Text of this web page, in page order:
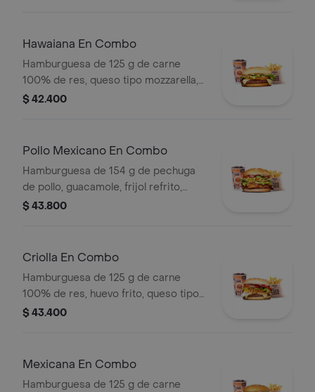
Hawaiana En Combo
Hamburguesa de 125 g de carne
100% de res, queso tipo mozzarella,
piña, lechuga, salsa blanca y salsa de
pet
$ 42.400
Pollo Mexicano En Combo
Hamburguesa de 154 g de pechuga
de pollo, guacamole, frijol refrito,
tortillas de maíz, tomate, lechuga y
$ 43.800
Criolla En Combo
Hamburguesa de 125 g de carne
100% de res, huevo frito, queso tipo
mozzarella, cebolla grillé, tomate en
pet
$ 43.400
Mexicana En Combo
Hamburguesa de 125 g de carne